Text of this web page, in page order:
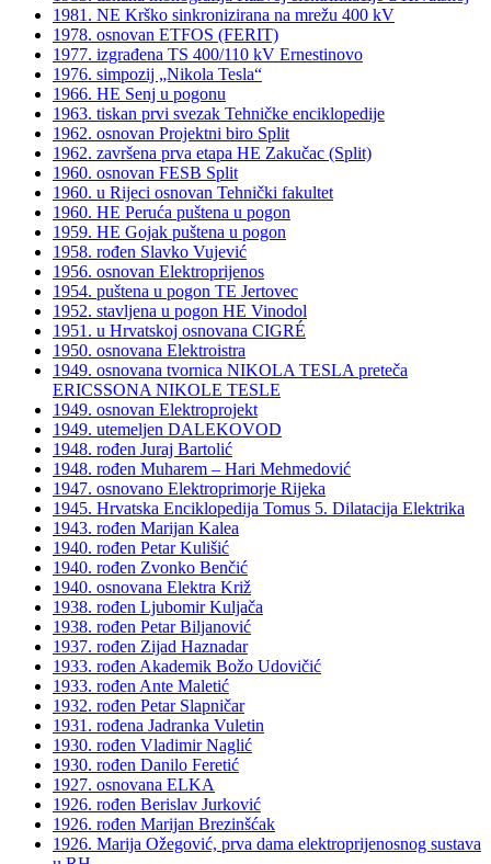
1981. NE Krško sinkronizirana na mrežu 400 kV
1978. osnovan ETFOS (FERIT)
1977. izgrađena TS 400/110 kV Ernestinovo
1976. simpozij „Nikola Tesla“
1966. HE Senj u pogonu
1963. tiskan prvi svezak Tehničke enciklopedije
1962. osnovan Projektni biro Split
1962. završena prva etapa HE Zakučac (Split)
1960. osnovan FESB Split
1960. u Rijeci osnovan Tehnički fakultet
1960. HE Peruća puštena u pogon
1959. HE Gojak puštena u pogon
1958. rođen Slavko Vujević
1956. osnovan Elektroprijenos
1954. puštena u pogon TE Jertovec
1952. stavljena u pogon HE Vinodol
1951. u Hrvatskoj osnovana CIGRÉ
1950. osnovana Elektroistra
1949. osnovana tvornica NIKOLA TESLA preteča
ERICSSONA NIKOLE TESLE
1949. osnovan Elektroprojekt
1949. utemeljen DALEKOVOD
1948. rođen Juraj Bartolić
1948. rođen Muharem – Hari Mehmedović
1947. osnovano Elektroprimorje Rijeka
1945. Hrvatska Enciklopedija Tomus 5. Dilatacija Elektrika
1943. rođen Marijan Kalea
1940. rođen Petar Kulišić
1940. rođen Zvonko Benčić
1940. osnovana Elektra Križ
1938. rođen Ljubomir Kuljača
1938. rođen Petar Biljanović
1937. rođen Zijad Haznadar
1933. rođen Akademik Božo Udovičić
1933. rođen Ante Maletić
1932. rođen Petar Slapničar
1931. rođena Jadranka Vuletin
1930. rođen Vladimir Naglić
1930. rođen Danilo Feretić
1927. osnovana ELKA
1926. rođen Berislav Jurković
1926. rođen Marijan Brezinšćak
1926. Marija Ožegović, prva dama elektroprijenosnog sustava